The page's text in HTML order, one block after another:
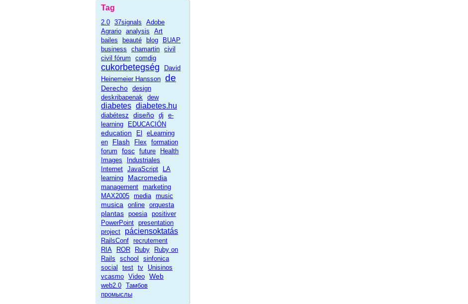
Tag
2.0 37signals
Adobe
Agrario analysis
Art
bailes
beauté blog
BUAP
business
chamartin civil
civil fórum
comdig
cukorbetegség
David
Heinemeier Hansson de
Derecho design
deskribapenak dew
diabetes diabetes.hu
diabétesz diseño dj
e-
learning
EDUCACIÓN
education El
eLearning
en
Flash Flex
formation
forum
fosc future
Health
Images
Industriales
Internet JavaScript
LA
learning
Macromedia
management marketing
MAX2005 media music
musica online orquesta
plantas poesia positiver
PowerPoint presentation
project
páciensoktatás
RailsConf recrutement
RIA
ROR Ruby
Ruby on
Rails
school
sinfonica
social
test tv
Unisinos
vcasmo Video Web
web2.0 Тамбов
промыслы